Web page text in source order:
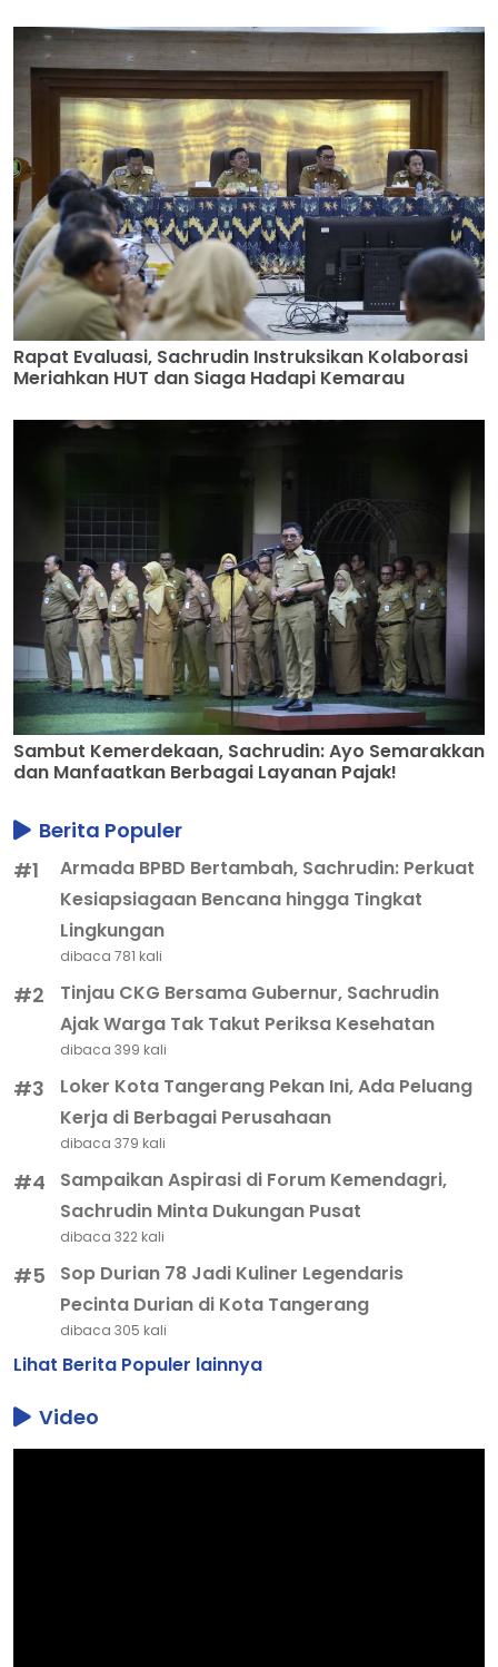
Rapat Evaluasi, Sachrudin Instruksikan Kolaborasi
Meriahkan HUT dan Siaga Hadapi Kemarau
Sambut Kemerdekaan, Sachrudin: Ayo Semarakkan
dan Manfaatkan Berbagai Layanan Pajak!
Berita Populer
#1
Armada BPBD Bertambah, Sachrudin: Perkuat
Kesiapsiagaan Bencana hingga Tingkat
Lingkungan
dibaca 781 kali
#2
Tinjau CKG Bersama Gubernur, Sachrudin
Ajak Warga Tak Takut Periksa Kesehatan
dibaca 399 kali
#3
Loker Kota Tangerang Pekan Ini, Ada Peluang
Kerja di Berbagai Perusahaan
dibaca 379 kali
#4
Sampaikan Aspirasi di Forum Kemendagri,
Sachrudin Minta Dukungan Pusat
dibaca 322 kali
#5
Sop Durian 78 Jadi Kuliner Legendaris
Pecinta Durian di Kota Tangerang
dibaca 305 kali
Lihat Berita Populer lainnya
Video